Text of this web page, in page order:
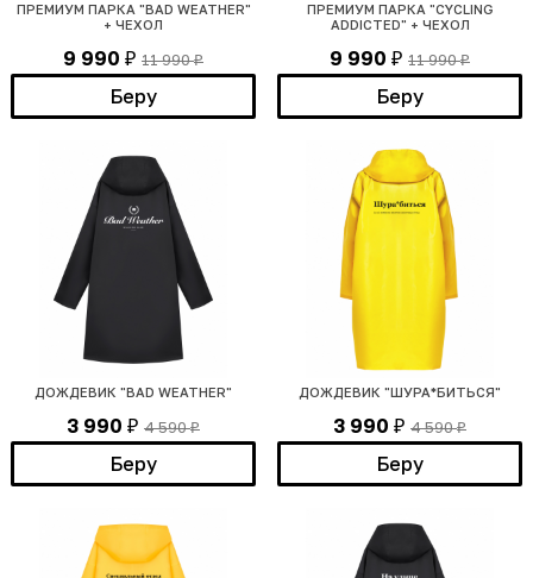
ПРЕМИУМ ПАРКА "BAD WEATHER"
+ ЧЕХОЛ
9 990 ₽ 11 990₽
Беру
ПРЕМИУМ ПАРКА "CYCLING
ADDICTED" + ЧЕХОЛ
9 990 ₽ 11 990₽
Беру
ДОЖДЕВИК "BAD WEATHER"
3 990 ₽ 4 590₽
Беру
ДОЖДЕВИК "ШУРА*БИТЬСЯ"
3 990 ₽ 4 590₽
Беру